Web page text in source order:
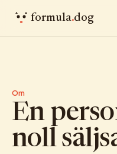
formula.dog
Om
En
noll